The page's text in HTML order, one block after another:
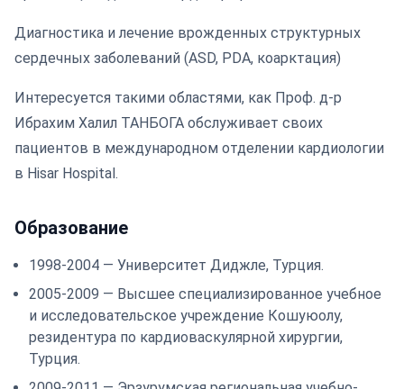
Диагностика и лечение врожденных структурных
сердечных заболеваний (ASD, PDA, коарктация)
Интересуется такими областями, как Проф. д-р
Ибрахим Халил ТАНБОГА обслуживает своих
пациентов в международном отделении кардиологии
в Hisar Hospital.
Образование
1998-2004 — Университет Диджле, Турция.
2005-2009 — Высшее специализированное учебное
и исследовательское учреждение Кошуюолу,
резидентура по кардиоваскулярной хирургии,
Турция.